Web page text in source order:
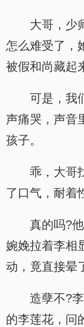
大哥，少
怎么难受了，
被假和尚藏起
可是，我
声痛哭，声音
孩子。
乖，大哥
了口气，耐着
真的吗?
婉娩拉着李相
动，竟直接晕
造孽不?
的李莲花，问